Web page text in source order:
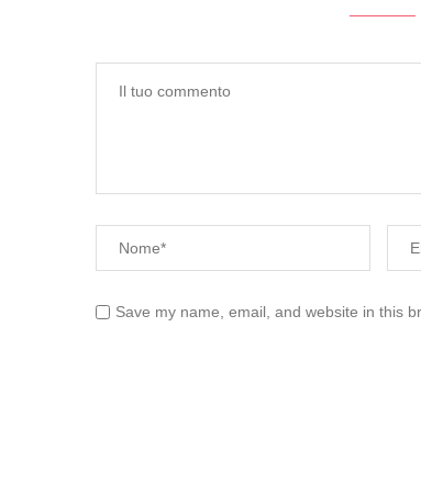
Save my name, email, and website in this